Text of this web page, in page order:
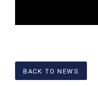
BACK TO NEWS